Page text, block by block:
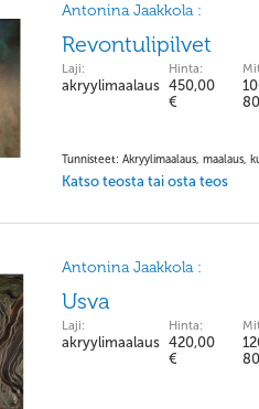
Antonina Jaakkola :
Revontulipilvet
Laji:
akryylimaalaus
Hinta:
450,00
€
Tunnisteet: Akryylimaalaus,
Katso teosta tai osta teos
Antonina Jaakkola :
Usva
Laji:
akryylimaalaus
Hinta:
420,00
€